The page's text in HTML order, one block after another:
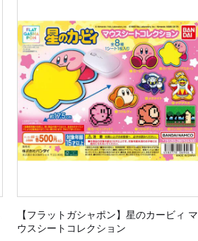
【フラットガシャポン】星のカービィ マ
ウスシートコレクション